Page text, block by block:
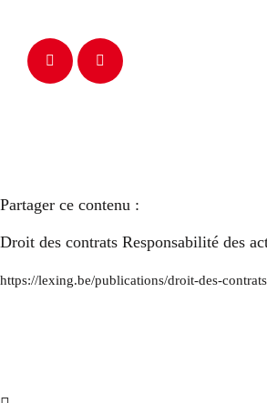
Partager ce contenu :
Droit des contrats Responsabilité des
https://lexing.be/publications/droit-des-